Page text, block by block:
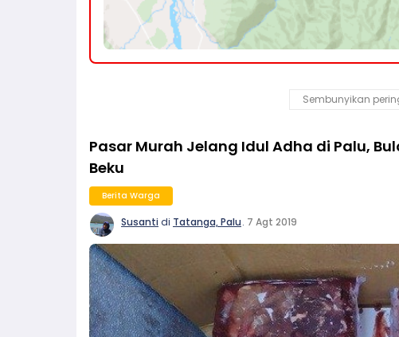
Sembunyikan
Pasar Murah Jelang Idul Adha di Palu,
Beku
Berita Warga
Susantidi Tatanga, Palu. 7 Agt 2019